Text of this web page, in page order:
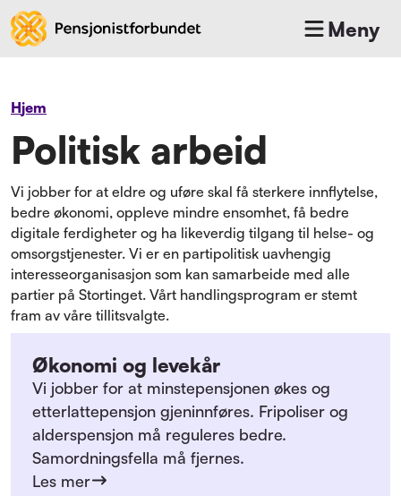
Meny
Hjem
Politisk arbeid
Vi jobber for at eldre og uføre skal få sterkere innflytelse,
bedre økonomi, oppleve mindre ensomhet, få bedre
digitale ferdigheter og ha likeverdig tilgang til helse- og
omsorgstjenester. Vi er en partipolitisk uavhengig
interesseorganisasjon som kan samarbeide med alle
partier på Stortinget. Vårt handlingsprogram er stemt
fram av våre tillitsvalgte.
Økonomi og levekår
Vi jobber for at minstepensjonen økes og
etterlattepensjon gjeninnføres. Fripoliser og
alderspensjon må reguleres bedre.
Samordningsfella må fjernes.
Les mer